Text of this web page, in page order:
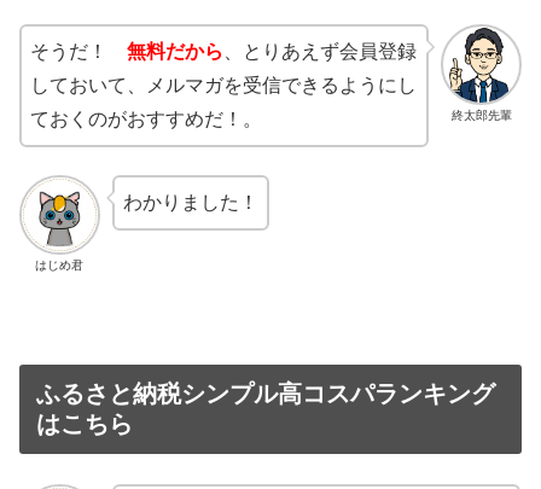
終太郎先輩
そうだ！ 無料だから
、とりあえず会員登録
しておいて、メルマガを受信できるようにし
ておくのがおすすめだ！。
はじめ君
わかりました！
ふるさと納税シンプル高コスパランキング
はこちら